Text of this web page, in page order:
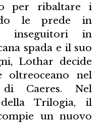
per ribaltare i
le prede in
inseguitori in
spada e il suo
Lothar decide
oltreoceano nel
Caeres. Nel
Trilogia, il
un nuovo